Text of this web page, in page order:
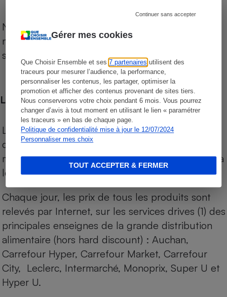
Gérer mes cookies
Que Choisir Ensemble et ses7 partenaires utilisent des
traceurs pour mesurer l’audience, la performance,
personnaliser les contenus, les partager, optimiser la
promotion et afficher des contenus provenant de sites tiers.
Nous conserverons votre choix pendant 6 mois. Vous pourrez
changer d’avis à tout moment en utilisant le lien « paramétrer
les traceurs » en bas de chaque page.
Politique de confidentialité mise à jour le 12/07/2024
Personnaliser mes choix
Continuer sans accepter
TOUT ACCEPTER & FERMER
Notre comparateur de supermarchés propose le
niveau de prix des supermarchés, géolocalisés
sur le territoire français.
Les comparaisons de prix
Les comparaisons sont réalisées sur l’ensemble
des produits des magasins. Les produits de
marques de distributeurs (MDD) sont comparés à
leurs équivalents chez leurs concurrents.
Chaque jour, les prix de tous les produits sont
relevés par Internet, sur les services drives (1) des
principales enseignes de la grande distribution
alimentaire (hors hard discount) : Auchan,
Carrefour Hyper, Carrefour Market, Carrefour
City, Leclerc, Intermarché, Monoprix, Super U et
Hyper U.